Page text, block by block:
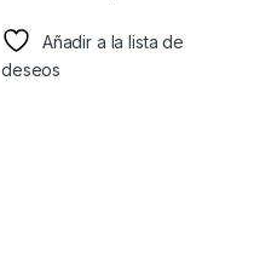
Añadir a la lista de
deseos